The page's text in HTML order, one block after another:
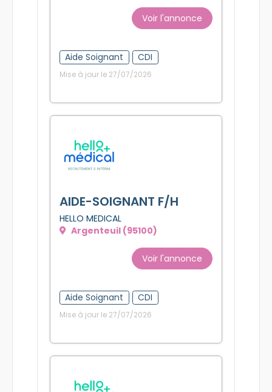
Voir l'annonce
Aide Soignant CDI
Mise à jour le 27/07/2026
AIDE-SOIGNANT F/H
HELLO MEDICAL
Argenteuil (95100)
Voir l'annonce
Aide Soignant CDI
Mise à jour le 27/07/2026